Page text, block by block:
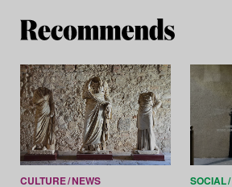
CULTURE NEWS SOCIAL